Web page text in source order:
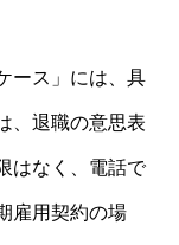
ース」には、具
、退職の意思表
はなく、電話で
雇用契約の場